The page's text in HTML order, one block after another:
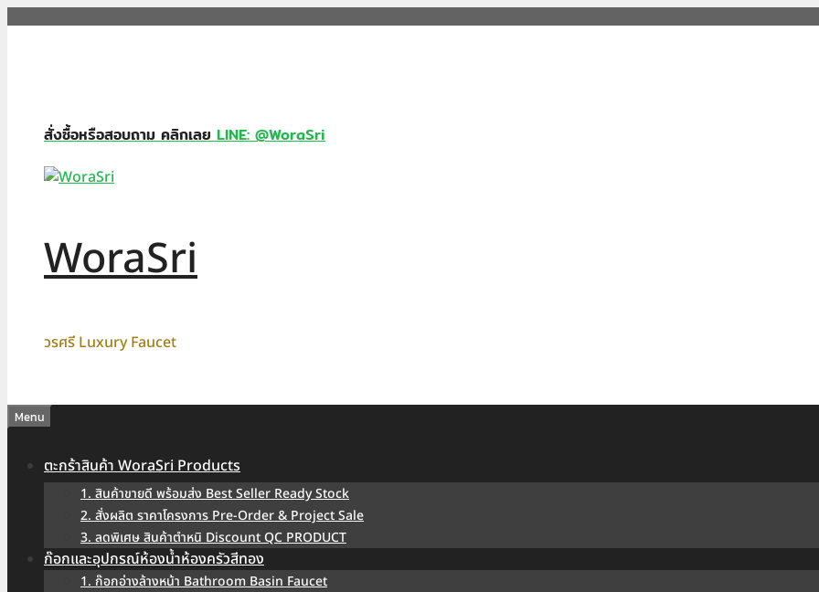
สั่งซื้อหรือสอบถาม คลิกเลยLINE: @WoraSri
WoraSri
วรศรี Luxury Faucet
Menu
ตะกร้าสินค้า WoraSri Products
1. สินค้าขายดี พร้อมส่ง Best Seller Ready Stock
2. สั่งผลิต ราคาโครงการ Pre-Order & Project Sale
3. ลดพิเศษ สินค้าตำหนิ Discount QC PRODUCT
ก๊อกและอุปกรณ์ห้องน้ำห้องครัวสีทอง
1. ก๊อกอ่างล้างหน้า Bathroom Basin Faucet